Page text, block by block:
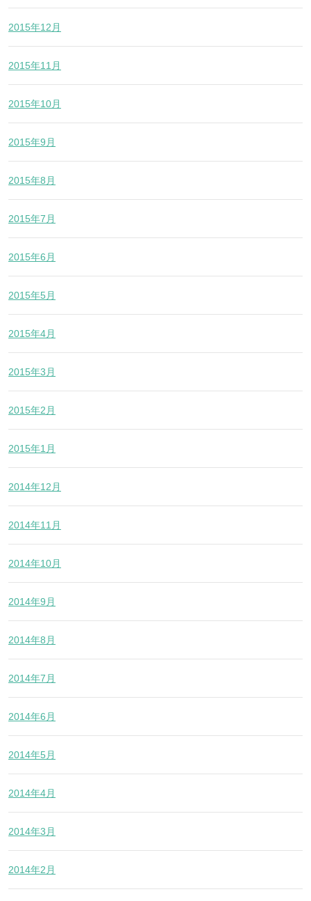
2015年12月
2015年11月
2015年10月
2015年9月
2015年8月
2015年7月
2015年6月
2015年5月
2015年4月
2015年3月
2015年2月
2015年1月
2014年12月
2014年11月
2014年10月
2014年9月
2014年8月
2014年7月
2014年6月
2014年5月
2014年4月
2014年3月
2014年2月